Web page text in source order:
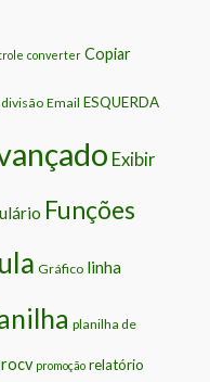
converter Copiar
divisão Email ESQUERDA
Exibir
Funções
Gráfico linha
planilha de
promoção relatório